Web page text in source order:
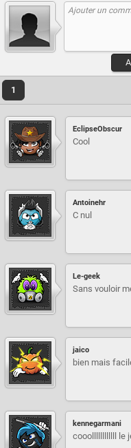
1
EclipseObscur
Cool
Antoinehr
C nul
Le-geek
Sans vouloir
jaico
bien mais
kennegarmani
cooollllllllllll le